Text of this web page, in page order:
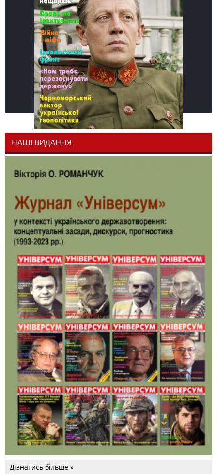
НАШІ ВИДАННЯ
Дізнатись більше »